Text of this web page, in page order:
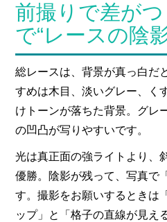
前撮りで差が
で“レースの陰
総レースは、背景が真っ白だ
すめは木目、淡いグレー、く
けトーンが落ちた背景。グレ
の凹凸が写りやすいです。
光は真正面の強ライトより、
優勝。陰影が残って、写真で
す。撮影をお願いするときは
ップ」と「格子の直線が見え